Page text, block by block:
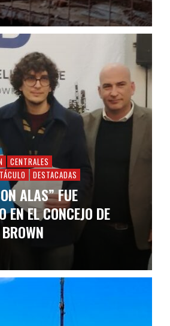
CENTRALES
DESTACADAS
ALAS” FUE
EN EL CONCEJO DE